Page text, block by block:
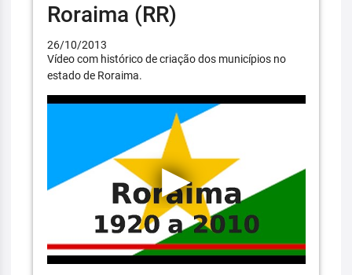
Roraima (RR)
26/10/2013
Vídeo com histórico de criação dos municípios no
estado de Roraima.